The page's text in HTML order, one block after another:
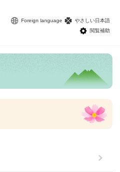
Foreign language
やさしい日本語
閲覧補助